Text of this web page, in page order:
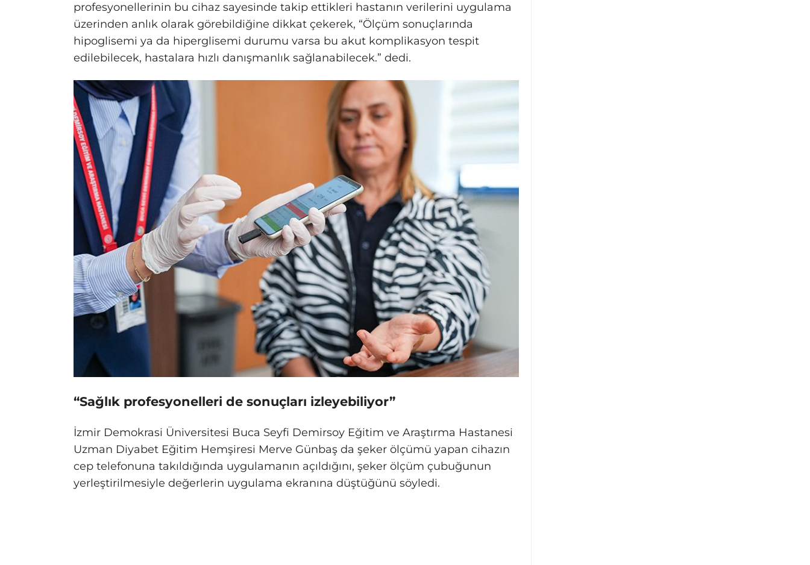
profesyonellerinin bu cihaz sayesinde takip ettikleri hastanın verilerini uygulama
üzerinden anlık olarak görebildiğine dikkat çekerek, “Ölçüm sonuçlarında
hipoglisemi ya da hiperglisemi durumu varsa bu akut komplikasyon tespit
edilebilecek, hastalara hızlı danışmanlık sağlanabilecek.” dedi.
“Sağlık profesyonelleri de sonuçları izleyebiliyor”
İzmir Demokrasi Üniversitesi Buca Seyfi Demirsoy Eğitim ve Araştırma Hastanesi
Uzman Diyabet Eğitim Hemşiresi Merve Günbaş da şeker ölçümü yapan cihazın
cep telefonuna takıldığında uygulamanın açıldığını, şeker ölçüm çubuğunun
yerleştirilmesiyle değerlerin uygulama ekranına düştüğünü söyledi.